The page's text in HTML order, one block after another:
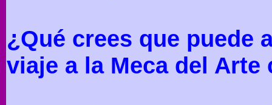
¿Qué crees que puede
viaje a la Meca del